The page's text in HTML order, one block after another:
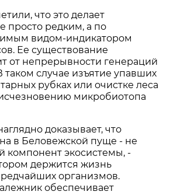
что это делает
просто редким, а по
видом-индикатором
Ее существование
от непрерывности генераций
таком случае изъятие упавших
рубках или очистке леса
микробиотопа
доказывает, что
в Беловежской пуще - не
компонент экосистемы, -
держится жизнь
организмов.
обеспечивает